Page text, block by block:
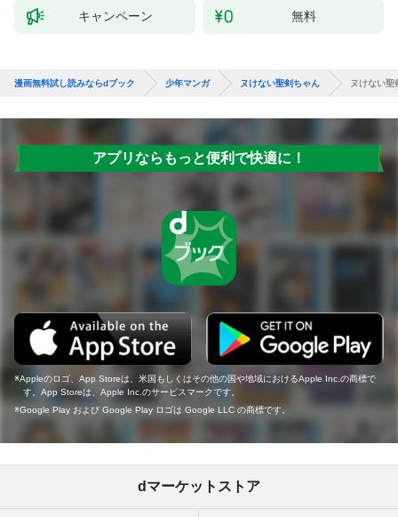
キャンペーン 無料
漫画無料試し読みならdブック 少年マンガ ヌけない聖剣ちゃん ヌけない聖
アプリならもっと便利で快適に！
Appleのロゴ、App Storeは、米国もしくはその他の国や地域におけるApple Inc.の商標で
す。App Storeは、Apple Inc.のサービスマークです。
Google Play および Google Play ロゴは Google LLC の商標です。
dマーケットストア